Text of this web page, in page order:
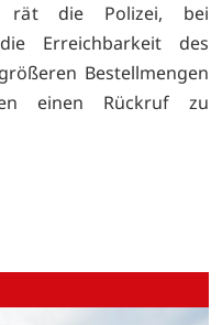
rät die Polizei, bei
Erreichbarkeit des
Bestellmengen
einen Rückruf zu